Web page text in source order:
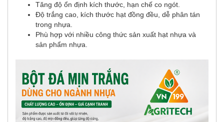
Tăng độ ổn định kích thước, hạn chế co ngót.
Độ trắng cao, kích thước hạt đồng đều, dễ phân tán
trong nhựa.
Phù hợp với nhiều công thức sản xuất hạt nhựa và
sản phẩm nhựa.